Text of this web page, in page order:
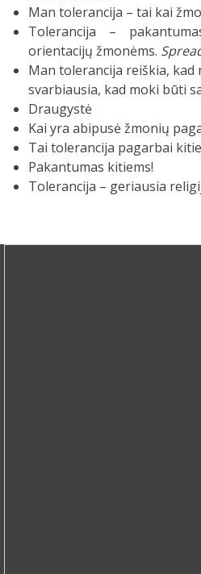
Man tolerancija – tai kai
Tolerancija –
orientacijų žmonėms.
Man tolerancija reiškia, kad
svarbiausia, kad moki būti
Draugystė
Kai yra abipusė žmonių
Tai tolerancija pagarbai
Pakantumas kitiems!
Tolerancija – geriausia